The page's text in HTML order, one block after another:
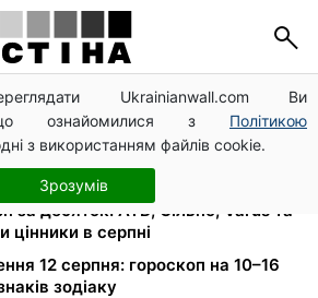
Ukrainianwall.com Ви
що ознайомилися з Політикою
з використанням файлів cookie.
Зрозумів
дизель до 97,90: ціни на
не змінилися
центрів МВС: шахраї
у водіїв перед виїздом за кордон
за десяток: АТБ, Сільпо, Varus та
в серпні
12 серпня: гороскоп на 10–16
зодіаку